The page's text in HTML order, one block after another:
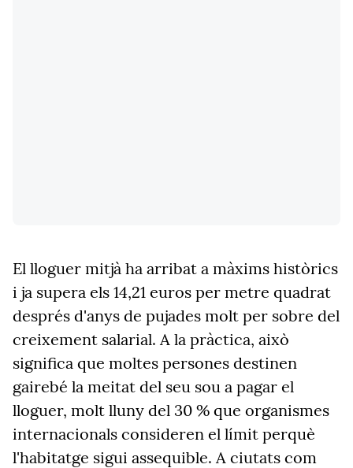
El lloguer mitjà ha arribat a màxims històrics
i ja supera els 14,21 euros per metre quadrat
després d'anys de pujades molt per sobre del
creixement salarial. A la pràctica, això
significa que moltes persones destinen
gairebé la meitat del seu sou a pagar el
lloguer, molt lluny del 30 % que organismes
internacionals consideren el límit perquè
l'habitatge sigui assequible. A ciutats com